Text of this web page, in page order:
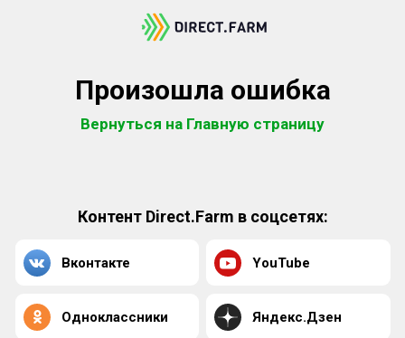
Произошла ошибка
Вернуться на Главную страницу
Контент Direct.Farm в соцсетях:
Вконтакте YouTube
Одноклассники Яндекс.Дзен